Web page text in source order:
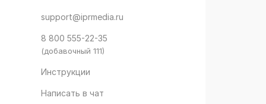
support@iprmedia.ru
8 800 555-22-35
(добавочный 111)
Инструкции
Написать в чат